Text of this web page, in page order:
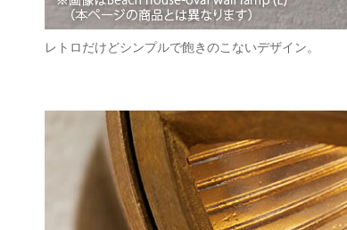
レトロだけどシンプルで飽きのこないデザイン。